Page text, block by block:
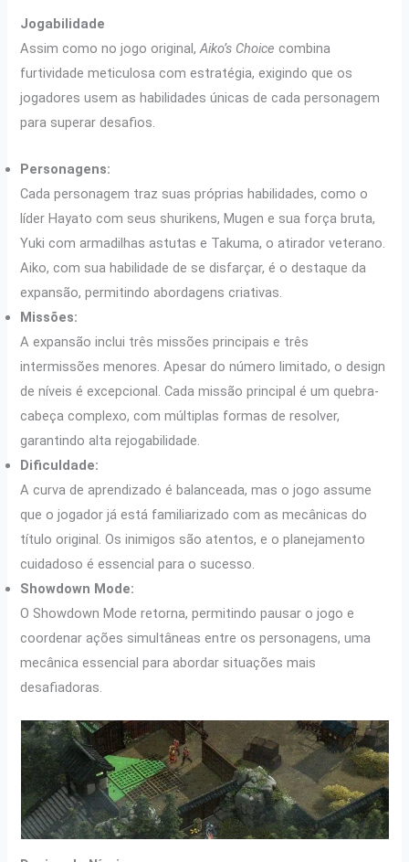
Jogabilidade
Assim como no jogo original,Aiko’s Choice combina
furtividade meticulosa com estratégia, exigindo que os
jogadores usem as habilidades únicas de cada personagem
para superar desafios.
Personagens:
Cada personagem traz suas próprias habilidades, como o
líder Hayato com seus shurikens, Mugen e sua força bruta,
Yuki com armadilhas astutas e Takuma, o atirador veterano.
Aiko, com sua habilidade de se disfarçar, é o destaque da
expansão, permitindo abordagens criativas.
Missões:
A expansão inclui três missões principais e três
intermissões menores. Apesar do número limitado, o design
de níveis é excepcional. Cada missão principal é um quebra-
cabeça complexo, com múltiplas formas de resolver,
garantindo alta rejogabilidade.
Dificuldade:
A curva de aprendizado é balanceada, mas o jogo assume
que o jogador já está familiarizado com as mecânicas do
título original. Os inimigos são atentos, e o planejamento
cuidadoso é essencial para o sucesso.
Showdown Mode:
O Showdown Mode retorna, permitindo pausar o jogo e
coordenar ações simultâneas entre os personagens, uma
mecânica essencial para abordar situações mais
desafiadoras.